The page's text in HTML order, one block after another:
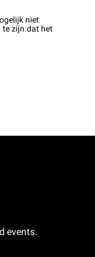
niet
te zijn dat het
events.